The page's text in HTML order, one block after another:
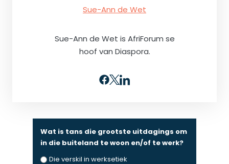
Sue-Ann de Wet
Sue-Ann de Wet is AfriForum se
hoof van Diaspora.
Wat is tans die grootste uitdagings om
in die buiteland te woon en/of te werk?
Die verskil in werksetiek